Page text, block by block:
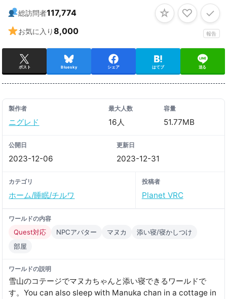
総訪問者117,774
お気に入り8,000 報告
☆ ♡ ✓
ポスト Bluesky シェア はてブ 送る
製作者
ニグレド
最大人数
16人
容量
51.77MB
公開日
2023-12-06
更新日
2023-12-31
カテゴリ
ホーム/睡眠/チルワ
投稿者
Planet VRC
ワールドの内容
Quest対応 NPCアバター マヌカ
添い寝/寝かしつけ
部屋
ワールドの説明
雪山のコテージでマヌカちゃんと添い寝できるワールドで
す。You can also sleep with Manuka chan in a cottage in